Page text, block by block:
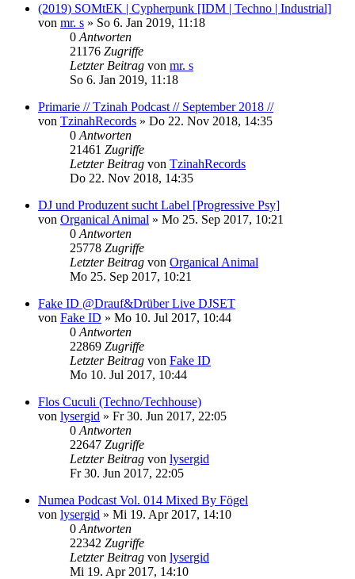
(2019) SOMtEK | Cypherpunk [IDM | Techno | Industrial]
von mr. s » So 6. Jan 2019, 11:18
0 Antworten
21176 Zugriffe
Letzter Beitrag von mr. s
So 6. Jan 2019, 11:18
Primarie // Tzinah Podcast // September 2018 //
von TzinahRecords » Do 22. Nov 2018, 14:35
0 Antworten
21461 Zugriffe
Letzter Beitrag von TzinahRecords
Do 22. Nov 2018, 14:35
DJ und Produzent sucht Label [Progressive Psy]
von Organical Animal » Mo 25. Sep 2017, 10:21
0 Antworten
25778 Zugriffe
Letzter Beitrag von Organical Animal
Mo 25. Sep 2017, 10:21
Fake ID @Drauf&Drüber Live DJSET
von Fake ID » Mo 10. Jul 2017, 10:44
0 Antworten
22869 Zugriffe
Letzter Beitrag von Fake ID
Mo 10. Jul 2017, 10:44
Flos Cuculi (Techno/Techhouse)
von lysergid » Fr 30. Jun 2017, 22:05
0 Antworten
22647 Zugriffe
Letzter Beitrag von lysergid
Fr 30. Jun 2017, 22:05
Numea Podcast Vol. 014 Mixed By Fögel
von lysergid » Mi 19. Apr 2017, 14:10
0 Antworten
22342 Zugriffe
Letzter Beitrag von lysergid
Mi 19. Apr 2017, 14:10